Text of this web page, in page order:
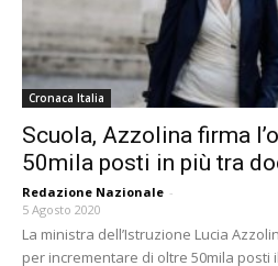
Cronaca Italia
Scuola, Azzolina firma
50mila posti in più tra
Redazione Nazionale -
5 Agosto 2020
La ministra dell’Istruzione Lucia
per incrementare di oltre 50mila posti